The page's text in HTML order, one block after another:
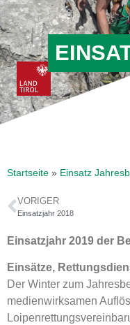
Startseite » Einsatz
VORIGER
Einsatzjahr 2018
Einsatzjahr 2019 der
Einsätze,
Der Winter zum
medienwirksamen